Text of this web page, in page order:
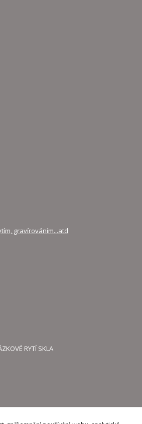
gravírováním...atd
RYTÍ SKLA